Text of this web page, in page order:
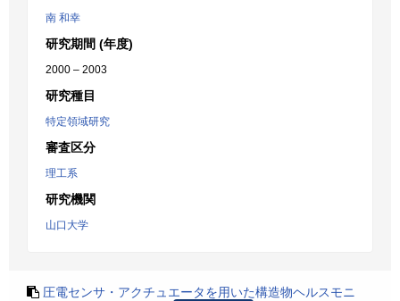
南 和幸
研究期間 (年度)
2000 – 2003
研究種目
特定領域研究
審査区分
理工系
研究機関
山口大学
圧電センサ・アクチュエータを用いた構造物ヘルスモニ